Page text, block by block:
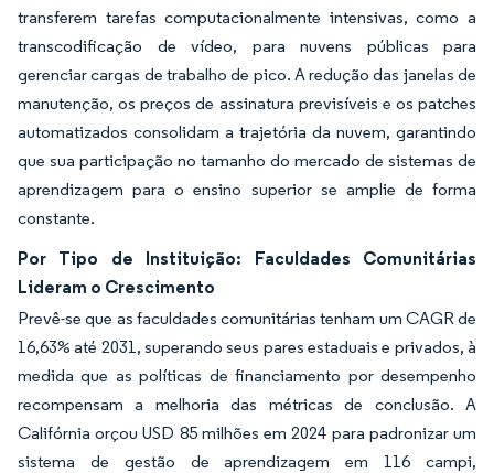
transferem tarefas computacionalmente intensivas, como a
transcodificação de vídeo, para nuvens públicas para
gerenciar cargas de trabalho de pico. A redução das janelas de
manutenção, os preços de assinatura previsíveis e os patches
automatizados consolidam a trajetória da nuvem, garantindo
que sua participação no tamanho do mercado de sistemas de
aprendizagem para o ensino superior se amplie de forma
constante.
Por Tipo de Instituição: Faculdades Comunitárias
Lideram o Crescimento
Prevê-se que as faculdades comunitárias tenham um CAGR de
16,63% até 2031, superando seus pares estaduais e privados, à
medida que as políticas de financiamento por desempenho
recompensam a melhoria das métricas de conclusão. A
Califórnia orçou USD 85 milhões em 2024 para padronizar um
sistema de gestão de aprendizagem em 116 campi,